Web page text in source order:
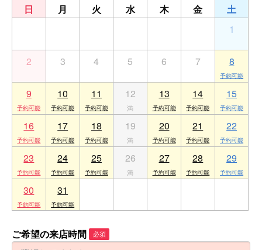
日 月 火 水 木 金
土
1
2 3 4 5 6 7 8
9 10 11 12 13 14 15
16 17 18 19 20 21 22
23 24 25 26 27 28 29
30 31
ご希望の来店時間 必須